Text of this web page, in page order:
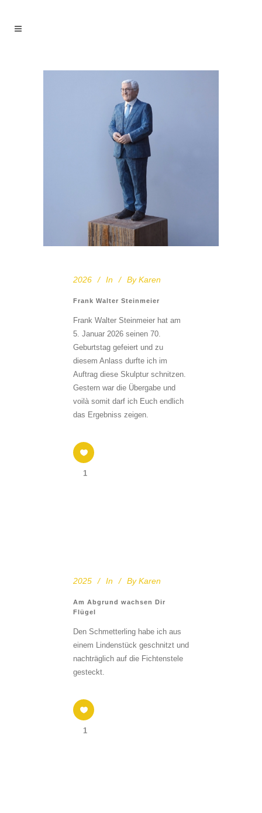
2026 In By Karen
Frank Walter Steinmeier
Frank Walter Steinmeier hat am
5. Januar 2026 seinen 70.
Geburtstag gefeiert und zu
diesem Anlass durfte ich im
Auftrag diese Skulptur schnitzen.
Gestern war die Übergabe und
voilà somit darf ich Euch endlich
das Ergebniss zeigen.
1
2025 In By Karen
Am Abgrund wachsen Dir
Flügel
Den Schmetterling habe ich aus
einem Lindenstück geschnitzt und
nachträglich auf die Fichtenstele
gesteckt.
1